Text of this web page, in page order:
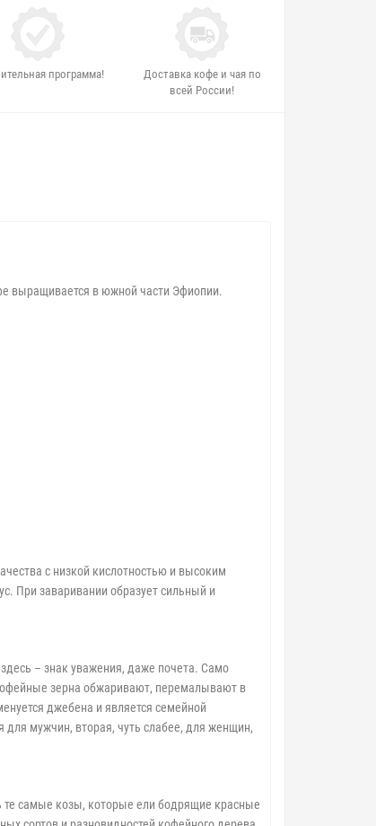
программа!
Доставка кофе и чая по
всей России!
выращивается в южной части Эфиопии.
с низкой кислотностью и высоким
При заваривании образует сильный и
– знак уважения, даже почета. Само
зерна обжаривают, перемалывают в
джебена и является семейной
для мужчин, вторая, чуть слабее, для женщин,
те самые козы, которые ели бодрящие красные